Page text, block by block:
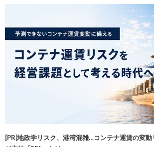
[PR]地政学リスク、港湾混雑…コンテナ運賃の変